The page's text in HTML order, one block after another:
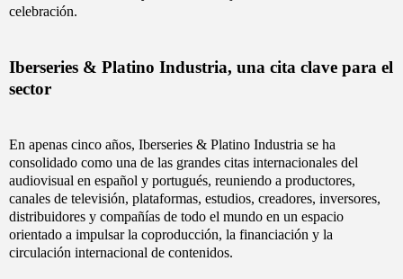
celebración.
Iberseries & Platino Industria, una cita clave para el
sector
En apenas cinco años, Iberseries & Platino Industria se ha
consolidado como una de las grandes citas internacionales del
audiovisual en español y portugués, reuniendo a productores,
canales de televisión, plataformas, estudios, creadores, inversores,
distribuidores y compañías de todo el mundo en un espacio
orientado a impulsar la coproducción, la financiación y la
circulación internacional de contenidos.